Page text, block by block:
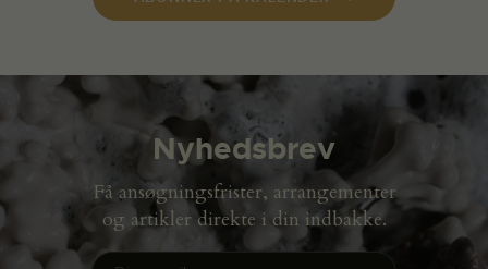
Nyhedsbrev
Få ansøgningsfrister, arrangementer
og artikler direkte i din indbakke.